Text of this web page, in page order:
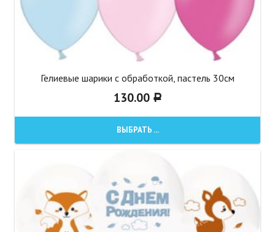
Гелиевые шарики с обработкой, пастель 30см
130.00 Р
ВЫБРАТЬ ...